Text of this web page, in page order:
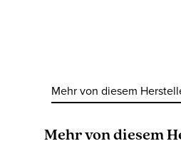
Mehr von diesem
Produktgalerie überspringen
Mehr von diesem